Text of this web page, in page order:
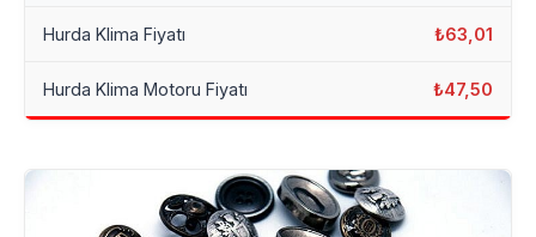
Hurda Klima Fiyatı ₺63,01
Hurda Klima Motoru Fiyatı ₺47,50